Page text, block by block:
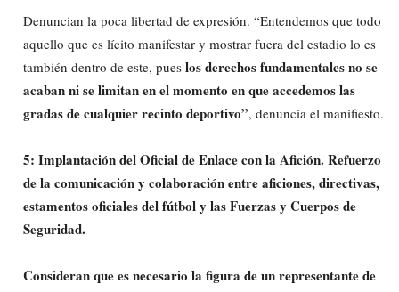
Denuncian la poca libertad de expresión. “Entendemos que todo
aquello que es lícito manifestar y mostrar fuera del estadio lo es
también dentro de este, pues los derechos fundamentales no se
acaban ni se limitan en el momento en que accedemos las
gradas de cualquier recinto deportivo”, denuncia el manifiesto.
5: Implantación del Oficial de Enlace con la Afición. Refuerzo
de la comunicación y colaboración entre aficiones, directivas,
estamentos oficiales del fútbol y las Fuerzas y Cuerpos de
Seguridad.
Consideran que es necesario la figura de un representante de